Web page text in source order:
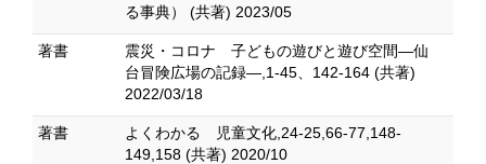
る事典） (共著) 2023/05
著書
震災・コロナ 子どもの遊びと遊び空間―仙
台冒険広場の記録―,1-45、142-164 (共著)
2022/03/18
著書
よくわかる 児童文化,24-25,66-77,148-
149,158 (共著) 2020/10